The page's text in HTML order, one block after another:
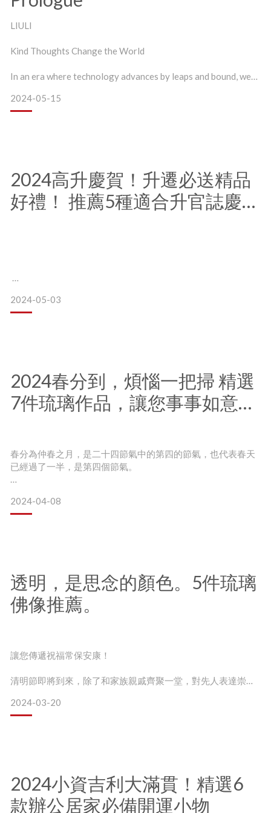
LIULI
Kind Thoughts Change the World
In an era where technology advances by leaps and bound, we
and nature face extreme challenges. LIULI adheres to our core
philosophy of “uplifting humanit
2024-05-15
2024高升慶賀！升遷必送精品
好禮！ 推薦5種適合升官誌慶的
升官標記著職涯中的重要里程碑，是一件值得慶祝的好事，
加上個人化的刻字更能展現心意。
有時候，希望禮物能夠更有「份量感」與「高級感」，那麼藝
代表著一份永恆的情感，讓你的誠意與感謝不會凋謝，也無法
被取代。
藝術品
2024-05-03
2024春分到，煩惱一把掃 精選
7件琉璃作品，讓您事事如意順
春分為仲春之月，是二十四節氣中的第四的節氣，也代表春天
已經過了一半，是第四個節氣。
白天黑夜平分，陰陽之氣處於一個動態平衡的狀況；
時蔬），或是要接春水、立蛋等等…，
都是希望能夠開啟接下來的好運，讓運勢圓滿、事業財富順又
2024-04-08
透明，是思念的顏色。5件琉璃
佛像推薦。
讓您傳遞祝福常保安康！
清明節即將到來，除了和家族親戚齊聚一堂，對先人表達崇敬
我們也可以透過琉璃藝術，傳達溫暖的思念與情感，
琉璃工房以澄淨琉璃，打造五尊神祇，
2024-03-20
2024小資吉利大滿貫！精選6
款辦公居家必備開運小物